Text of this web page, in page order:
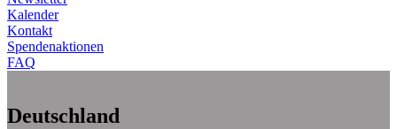
Kalender
Kontakt
Spendenaktionen
FAQ
Deutschland